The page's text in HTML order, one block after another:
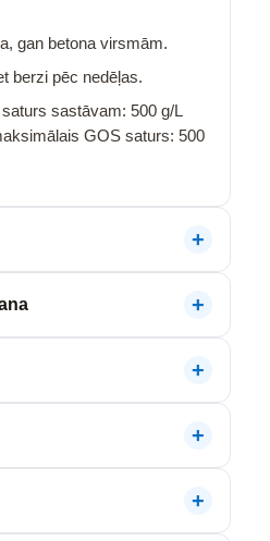
gan betona virsmām.
berzi pēc nedēļas.
sastāvam: 500 g/L
GOS saturs: 500